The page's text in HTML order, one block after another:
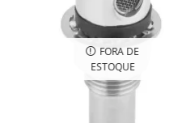
FORA DE
ESTOQUE